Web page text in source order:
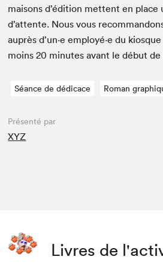
maisons d’édi­tion met­tent en place
d’at­tente. Nous vous
auprès d’un·e employé·e du
moins20 min­utes avant le début de
Séance de dédicace Roman
Présenté par
XYZ
Livres de